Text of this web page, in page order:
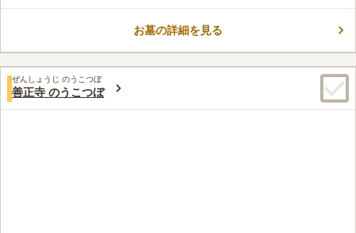
史を持ち、現代のニーズに合わせた安心の管理体制が整っていま
口コミ評価
この霊園はまだ誰からも評価されていません。
お墓の詳細を見る
ぜんしょうじ のうこつぼ
善正寺 のうこつぼ